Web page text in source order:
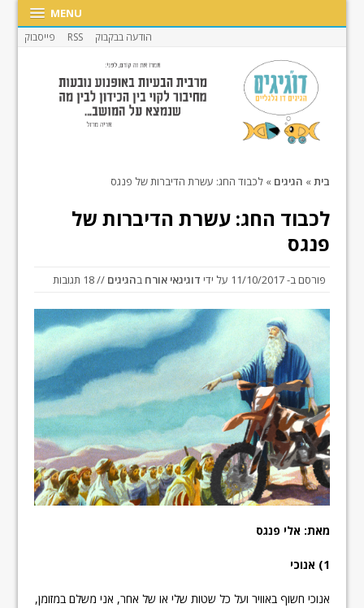
MENU
הודעה בבקבוק RSS פייסבוק
בית» הגיגים » לכבוד החג: עשרת הדיברות של פנגס
לכבוד החג: עשרת הדיברות של
פנגס
פורסם ב-11/10/2017 על ידי דוגיגאי אורח בהגיגים // 18 תגובות
מאת: אלי פנגס
1) אנוכי
אנוכי חשוף באוויר ועל כל שטות שלי או של אחר, אני משלם במזומן,